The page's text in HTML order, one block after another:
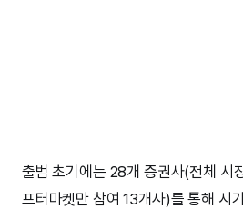
출범 초기에는 28개 증권사(전체 시
프터마켓만 참여 13개사)를 통해 시